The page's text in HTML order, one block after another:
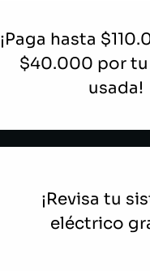
¡Paga hasta
$40.000 por
usada!
¡Revisa tu
eléctrico